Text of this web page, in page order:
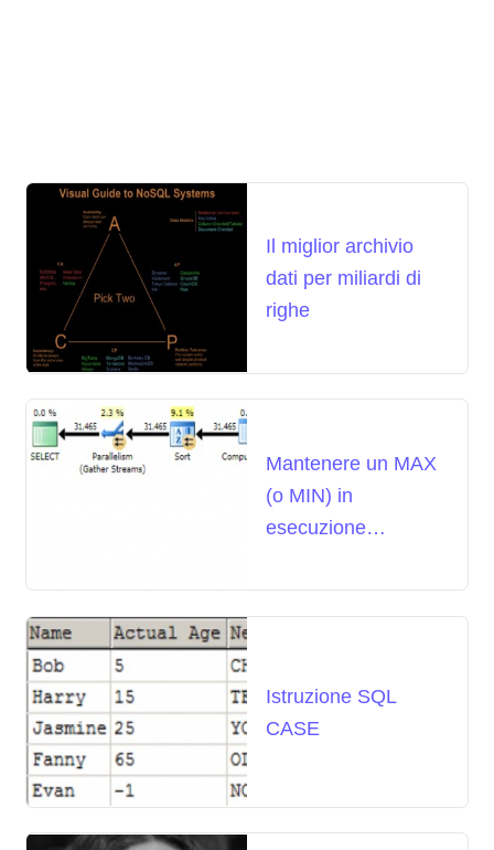
Il miglior archivio
dati per miliardi di
righe
Mantenere un MAX
(o MIN) in
esecuzione
Istruzione SQL
CASE